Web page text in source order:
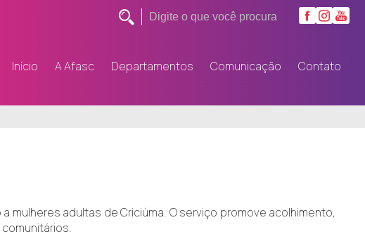
Início A Afasc Departamentos Comunicação Contato
adultas de Criciúma. O serviço promove acolhimento,